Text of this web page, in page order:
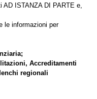
ISTANZA DI PARTE e,
le informazioni per
Accreditamenti
regionali